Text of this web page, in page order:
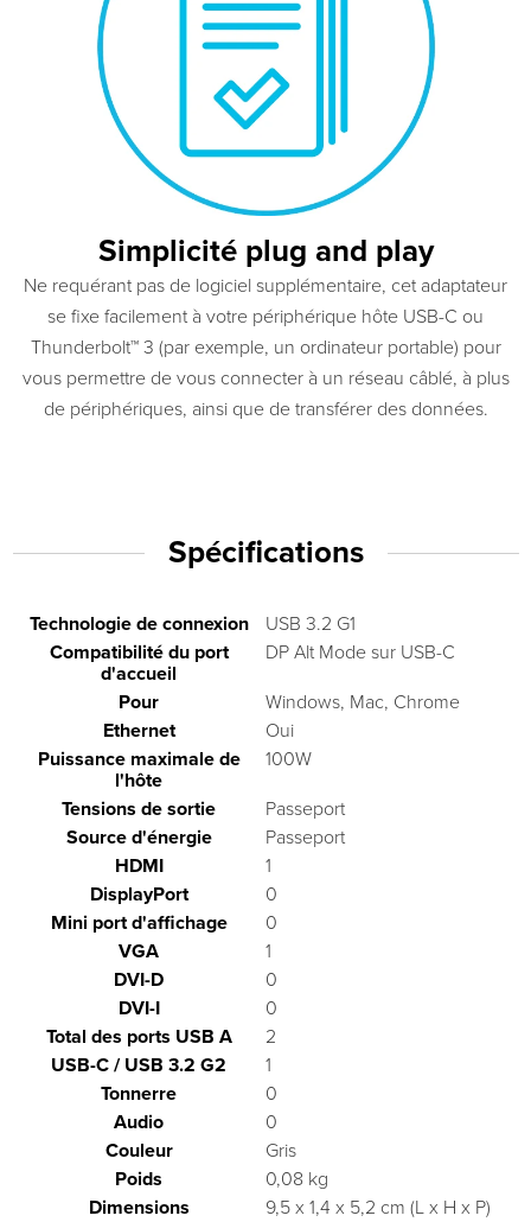
Simplicité plug and play
Ne requérant pas de logiciel supplémentaire, cet adaptateur
se fixe facilement à votre périphérique hôte USB-C ou
Thunderbolt™ 3 (par exemple, un ordinateur portable) pour
vous permettre de vous connecter à un réseau câblé, à plus
de périphériques, ainsi que de transférer des données.
Spécifications
Technologie de connexion
USB 3.2 G1
Compatibilité du port
d'accueil
DP Alt Mode sur USB-C
Pour
Windows, Mac, Chrome
Ethernet
Oui
Puissance maximale de
l'hôte
100W
Tensions de sortie
Passeport
Source d'énergie
Passeport
HDMI
1
DisplayPort
0
Mini port d'affichage
0
VGA
1
DVI-D
0
DVI-I
0
Total des ports USB A
2
USB-C / USB 3.2 G2
1
Tonnerre
0
Audio
0
Couleur
Gris
Poids
0,08 kg
Dimensions
9,5 x 1,4 x 5,2 cm (L x H x P)